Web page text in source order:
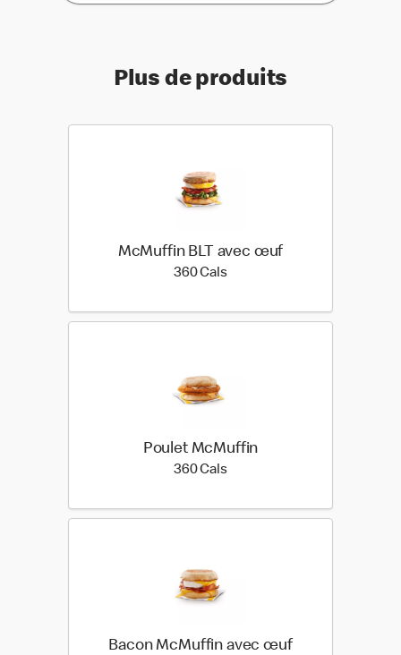
Plus de produits
McMuffin BLT avec œuf
360 Cals360 calories
Poulet McMuffin
360 Cals360 calories
Bacon McMuffin avec œuf